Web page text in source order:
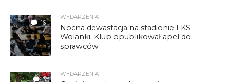
16
WYDARZENIA
Nocna dewastacja na stadionie LKS
Wolanki. Klub opublikował apel do
sprawców
3
WYDARZENIA